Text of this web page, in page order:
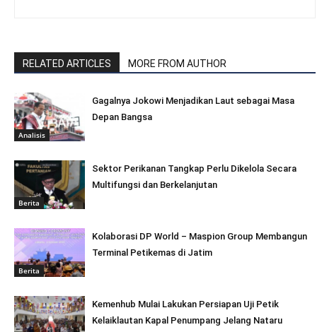
RELATED ARTICLES MORE FROM AUTHOR
Analisis
Gagalnya Jokowi Menjadikan Laut sebagai Masa
Depan Bangsa
Berita
Sektor Perikanan Tangkap Perlu Dikelola Secara
Multifungsi dan Berkelanjutan
Berita
Kolaborasi DP World – Maspion Group Membangun
Terminal Petikemas di Jatim
Kemenhub Mulai Lakukan Persiapan Uji Petik
Kelaiklautan Kapal Penumpang Jelang Nataru